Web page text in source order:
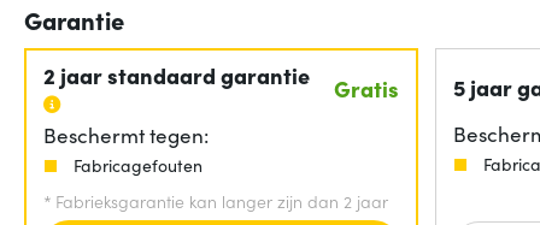
Garantie
2 jaar standaard garantie Gratis
Beschermt tegen:
Fabricagefouten
* Fabrieksgarantie kan langer zijn dan 2 jaar
5 jaar